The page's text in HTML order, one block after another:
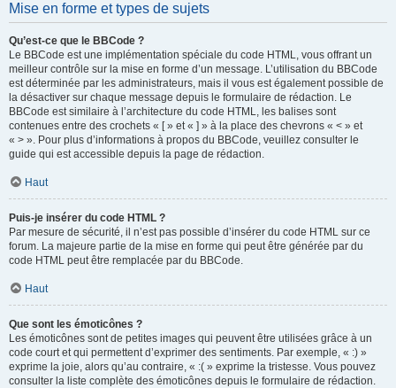
Mise en forme et types de sujets
Qu’est-ce que le BBCode ?
Le BBCode est une implémentation spéciale du code HTML, vous offrant un
meilleur contrôle sur la mise en forme d’un message. L’utilisation du BBCode
est déterminée par les administrateurs, mais il vous est également possible de
la désactiver sur chaque message depuis le formulaire de rédaction. Le
BBCode est similaire à l’architecture du code HTML, les balises sont
contenues entre des crochets « [ » et « ] » à la place des chevrons « < » et
« > ». Pour plus d’informations à propos du BBCode, veuillez consulter le
guide qui est accessible depuis la page de rédaction.
Haut
Puis-je insérer du code HTML ?
Par mesure de sécurité, il n’est pas possible d’insérer du code HTML sur ce
forum. La majeure partie de la mise en forme qui peut être générée par du
code HTML peut être remplacée par du BBCode.
Haut
Que sont les émoticônes ?
Les émoticônes sont de petites images qui peuvent être utilisées grâce à un
code court et qui permettent d’exprimer des sentiments. Par exemple, « :) »
exprime la joie, alors qu’au contraire, « :( » exprime la tristesse. Vous pouvez
consulter la liste complète des émoticônes depuis le formulaire de rédaction.